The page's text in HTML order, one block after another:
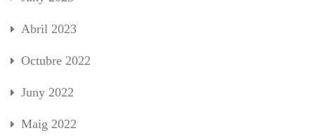
Abril 2023
Octubre 2022
Juny 2022
Maig 2022